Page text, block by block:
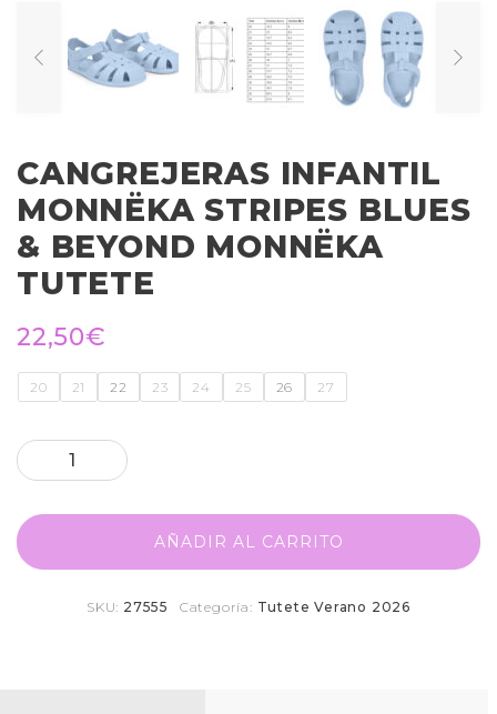
CANGREJERAS INFANTIL
MONNËKA STRIPES BLUES
& BEYOND MONNËKA
TUTETE
22,50€
20 21 22 23 24 25 26 27
AÑADIR AL CARRITO
SKU: 27555 Categoría: Tutete Verano 2026